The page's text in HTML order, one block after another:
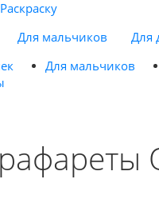
Для мальчиков Для
Для мальчиков